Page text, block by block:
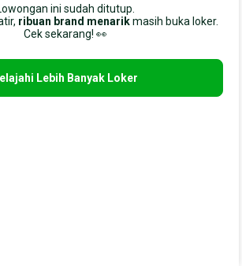
ini sudah ditutup.
ribuan brand menarik masih buka loker.
Cek sekarang! 👀
Lebih Banyak Loker